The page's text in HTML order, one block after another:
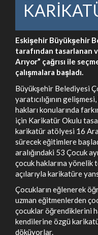
Eskişehir Büyükşehir
tarafından tasarlanan
Arıyor” çağrısı ile
çalışmalara başladı.
Büyükşehir Belediyesi
yaratıcılığının
hakları konularında
için Karikatür Okulu
karikatür atölyesi 16
sürecek eğitimlere
aralığındaki 53 Çocuk
çocuk haklarına yönelik
açılarıyla karikatüre
Çocukların eğlenerek
uzman eğitmenlerden
çocuklar öğrendiklerini
kendilerine özgü
döküyorlar.